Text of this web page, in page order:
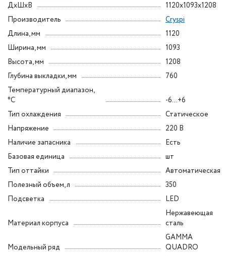
ДxШxВ
1120x1093x1208
Производитель
Cryspi
Длина, мм
1120
Ширина, мм
1093
Высота, мм
1208
Глубина выкладки, мм
760
Температурный диапазон,
°C
-6...+6
Тип охлаждения
Статическое
Напряжение
220 В
Наличие запасника
Есть
Базовая единица
шт
Тип оттайки
Автоматическая
Полезный объем, л
350
Подсветка
LED
Материал корпуса
Нержавеющая
сталь
Модельный ряд
GAMMA
QUADRO